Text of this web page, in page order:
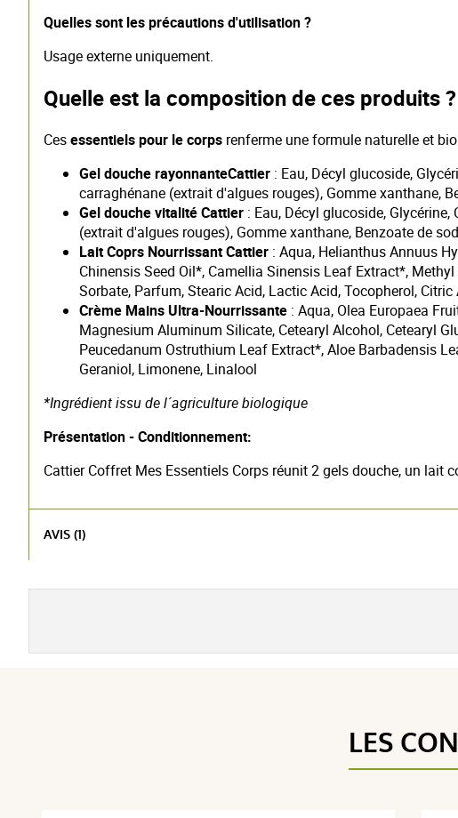
Quelles sont les précautions d'utilisation?
Usage externe uniquement.
Quelle est la composition de ces produits ?
Cesessentiels pour le corps renferme une formule naturelle et
Gel douche rayonnanteCattier : Eau, Décyl glucoside,
carraghénane (extrait d'algues rouges), Gomme xanthane,
Gel douche vitalité Cattier : Eau, Décyl glucoside,
(extrait d'algues rouges), Gomme xanthane, Benzoate de
Lait Coprs Nourrissant Cattier : Aqua, Helianthus Annuus
Chinensis Seed Oil*, Camellia Sinensis Leaf Extract*,
Sorbate, Parfum, Stearic Acid, Lactic Acid, Tocopherol,
Crème Mains Ultra-Nourrissante : Aqua, Olea Europaea
Magnesium Aluminum Silicate, Cetearyl Alcohol, Cetearyl
Peucedanum Ostruthium Leaf Extract*, Aloe Barbadensis
Geraniol, Limonene, Linalool
*Ingrédient issu de l´agriculture biologique
Présentation - Conditionnement:
Cattier Coffret Mes Essentiels Corps réunit 2 gels douche, un
AVIS (1)
LES